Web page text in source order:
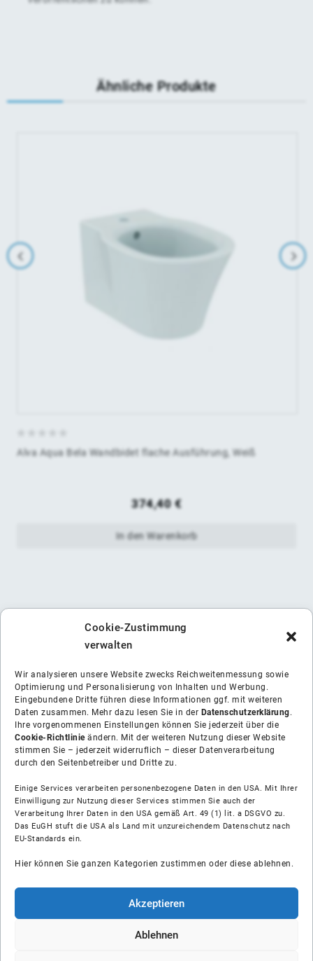
Cookie-Zustimmung
verwalten
Wir analysieren unsere Website zwecks Reichweitenmessung sowie
Optimierung und Personalisierung von Inhalten und Werbung.
Eingebundene Dritte führen diese Informationen ggf. mit weiteren
Daten zusammen. Mehr dazu lesen Sie in der Datenschutzerklärung.
Ihre vorgenommenen Einstellungen können Sie jederzeit über die
Cookie-Richtlinieändern. Mit der weiteren Nutzung dieser Website
stimmen Sie – jederzeit widerruflich – dieser Datenverarbeitung
durch den Seitenbetreiber und Dritte zu.
Einige Services verarbeiten personenbezogene Daten in den USA. Mit Ihrer
Einwilligung zur Nutzung dieser Services stimmen Sie auch der
Verarbeitung Ihrer Daten in den USA gemäß Art. 49 (1) lit. a DSGVO zu.
Das EuGH stuft die USA als Land mit unzureichendem Datenschutz nach
EU-Standards ein.
Hier können Sie ganzen Kategorien zustimmen oder diese ablehnen.
Akzeptieren
Ablehnen
Ähnliche Produkte
Alva Aqua Bela Wandbidet flache Ausführung, Weiß
374,40€
In den Warenkorb
Über uns
Soziale Medien